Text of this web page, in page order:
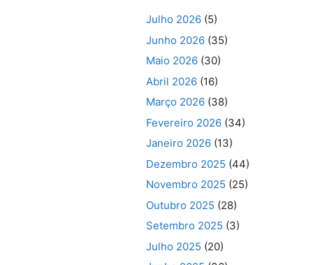
Julho 2026 (5)
Junho 2026 (35)
Maio 2026 (30)
Abril 2026 (16)
Março 2026 (38)
Fevereiro 2026 (34)
Janeiro 2026 (13)
Dezembro 2025 (44)
Novembro 2025 (25)
Outubro 2025 (28)
Setembro 2025 (3)
Julho 2025 (20)